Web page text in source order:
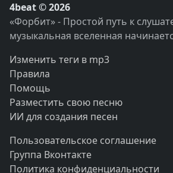
4beat © 2026
«Форбит» - Простой путь к
музыкальная вселенная
Изменить теги в mp3
Правила
Помощь
Разместить свою песню
ИИ для создания песен
Пользовательское соглашение
Группа Вконтакте
Политика конфиденциальности